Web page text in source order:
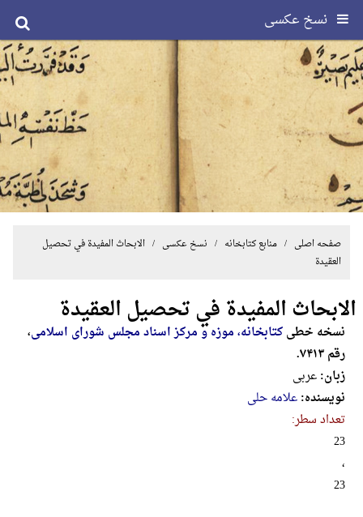
نسخ عکسی
صفحه اصلی / منابع کتابخانه / نسخ عکسی / الابحاث المفیدة في تحصیل
العقیدة
الابحاث المفیدة في تحصیل العقیدة
نسخه خطیکتابخانه، موزه و مرکز اسناد مجلس شورای اسلامی،
رقم ۷۴۱۳.
زبان:عربی
نویسنده:علامه حلی
تعداد سطر:
23
،
23